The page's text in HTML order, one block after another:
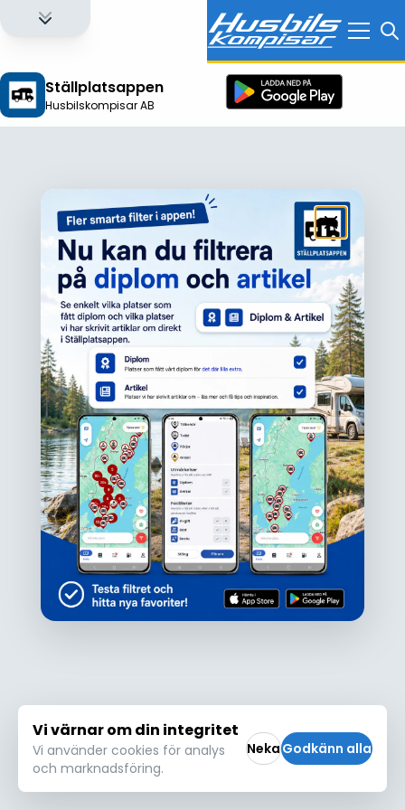
Ställplatsappen
Husbilskompisar AB
Ojdå!
Den här platsen hittades inte eller kunde
inte läsas in korrekt. Vänligen försök igen
Försök igen
Logga in för att få full tillgång till alla funktioner!
Vi värnar om din integritet
Vi använder cookies för analys
och marknadsföring.
NekaGodkänn alla